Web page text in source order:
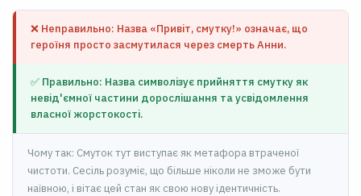
❌ Неправильно: Назва «Привіт, смутку!» означає, що
героїня просто засмутилася через смерть Анни.
✅ Правильно: Назва символізує прийняття смутку як
невід'ємної частини дорослішання та усвідомлення
власної жорстокості.
Чому так: Смуток тут виступає як метафора втраченої
чистоти. Сесіль розуміє, що більше ніколи не зможе бути
наївною, і вітає цей стан як свою нову ідентичність.